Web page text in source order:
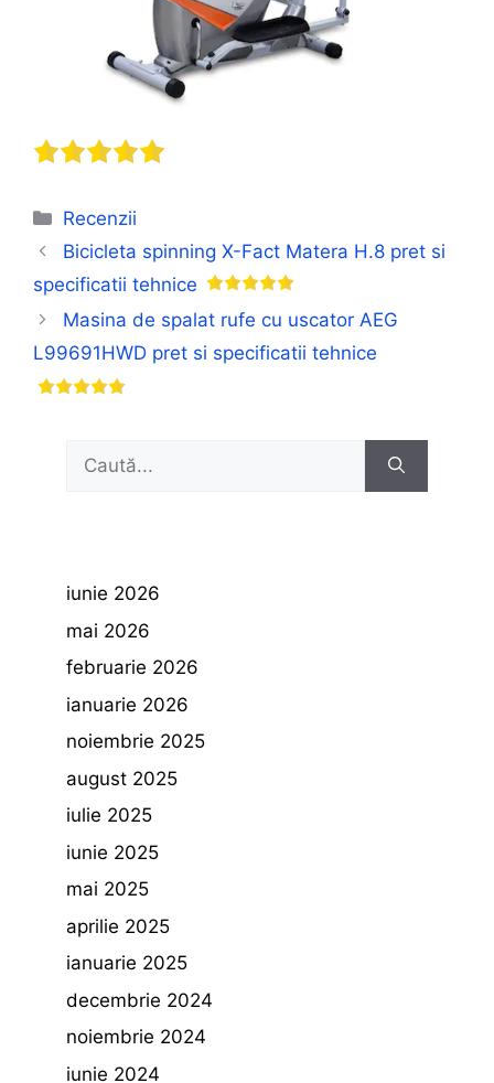
Categorii
Recenzii
Bicicleta spinning X-Fact Matera H.8 pret si
specificatii tehnice
Masina de spalat rufe cu uscator AEG
L99691HWD pret si specificatii tehnice
Caută
iunie 2026
mai 2026
februarie 2026
ianuarie 2026
noiembrie 2025
august 2025
iulie 2025
iunie 2025
mai 2025
aprilie 2025
ianuarie 2025
decembrie 2024
noiembrie 2024
iunie 2024